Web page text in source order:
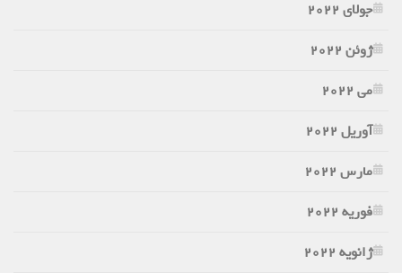
جولای 2022
ژوئن 2022
می 2022
آوریل 2022
مارس 2022
فوریه 2022
ژانویه 2022